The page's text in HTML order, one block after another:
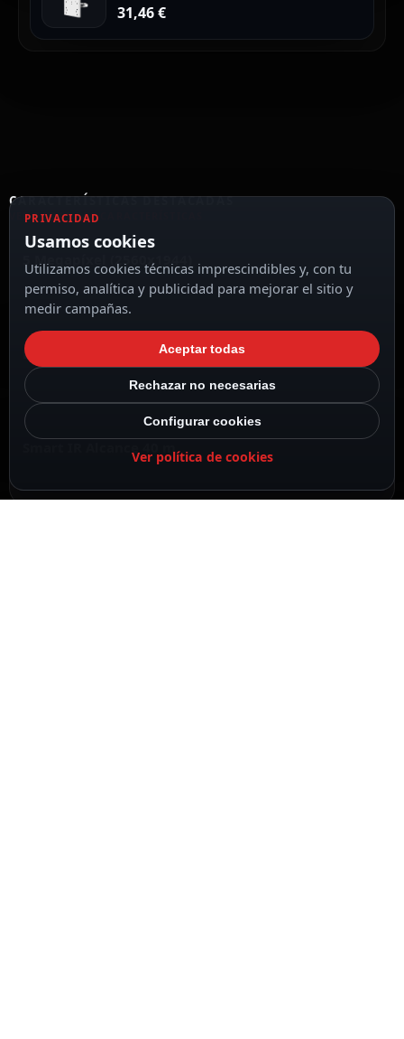
31,46€
CARACTERÍSTICAS DESTACADAS
VER TODAS LAS CARACTERÍSTICAS
5 Megapíxel (2560x1944)
Lente 3.6 mm
PRIVACIDAD
Usamos cookies
Utilizamos cookies técnicas imprescindibles y, con tu
permiso, analítica y publicidad para mejorar el sitio y
medir campañas.
Aceptar todas
Rechazar no necesarias
Configurar cookies
Ver política de cookies